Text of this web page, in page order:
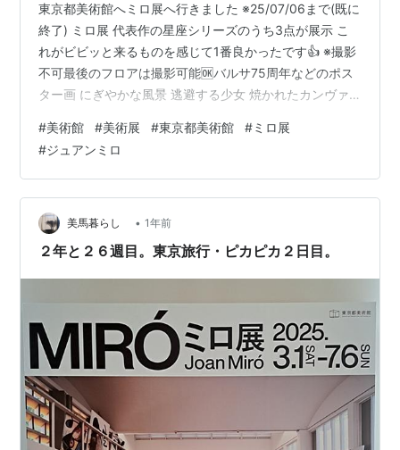
東京都美術館へミロ展へ行きました ※25/07/06まで(既に
終了) ミロ展 代表作の星座シリーズのうち3点が展示 こ
れがビビッと来るものを感じて1番良かったです👍 ※撮影
不可最後のフロアは撮影可能🆗バルサ75周年などのポス
ター画 にぎやかな風景 逃避する少女 焼かれたカンヴァ
美術展で音声ガイドがある時は利用します🎧️ あるとない
では作品の理解度は全然違ってくるので...ランキング参
加中【公式】2025年開設ブログランキング参加中gooか
らきましたランキング参加中はてブロ みんな初めは超初
心者ですよ！支えあおう会＾＾（長いw）ランキ…
#美術館 #美術展 #東京都美術館 #ミロ展
#ジュアンミロ
美馬暮らし • 1年前
２年と２６週目。東京旅行・ピカピカ２日目。